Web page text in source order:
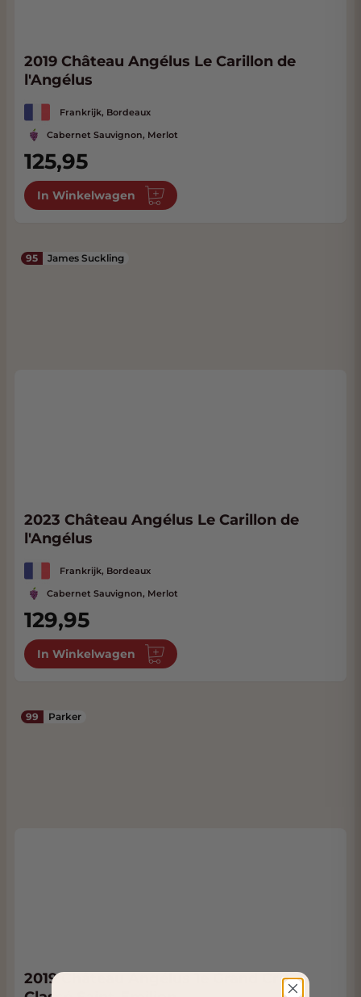
2019 Château Angélus Le Carillon de
l'Angélus
Frankrijk, Bordeaux
Cabernet Sauvignon, Merlot
125,95
In Winkelwagen
95 James Suckling
2023 Château Angélus Le Carillon de
l'Angélus
Frankrijk, Bordeaux
Cabernet Sauvignon, Merlot
129,95
In Winkelwagen
99 Parker
2019 Château Angélus 1e Grand Cru